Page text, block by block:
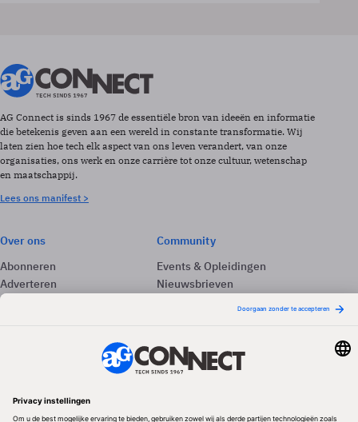
AG Connect is sinds 1967 de essentiële bron van ideeën en informatie
die betekenis geven aan een wereld in constante transformatie. Wij
laten zien hoe tech elk aspect van ons leven verandert, van onze
organisaties, ons werk en onze carrière tot onze cultuur, wetenschap
en maatschappij.
Lees ons manifest >
Over ons
Abonneren
Adverteren
Contact
Community
Events & Opleidingen
Nieuwsbrieven